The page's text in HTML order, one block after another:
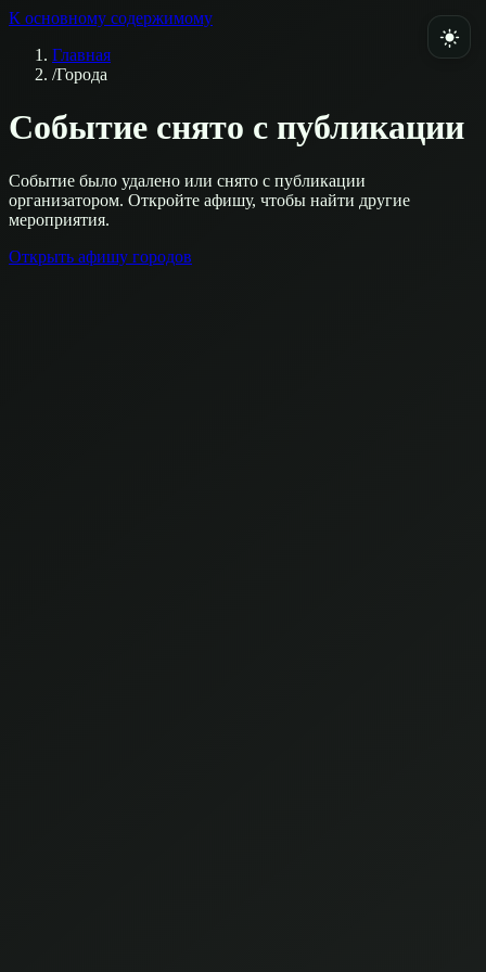
К основному содержимому
Главная
/Города
Событие снято с публикации
Событие было удалено или снято с публикации
организатором. Откройте афишу, чтобы найти другие
мероприятия.
Открыть афишу городов